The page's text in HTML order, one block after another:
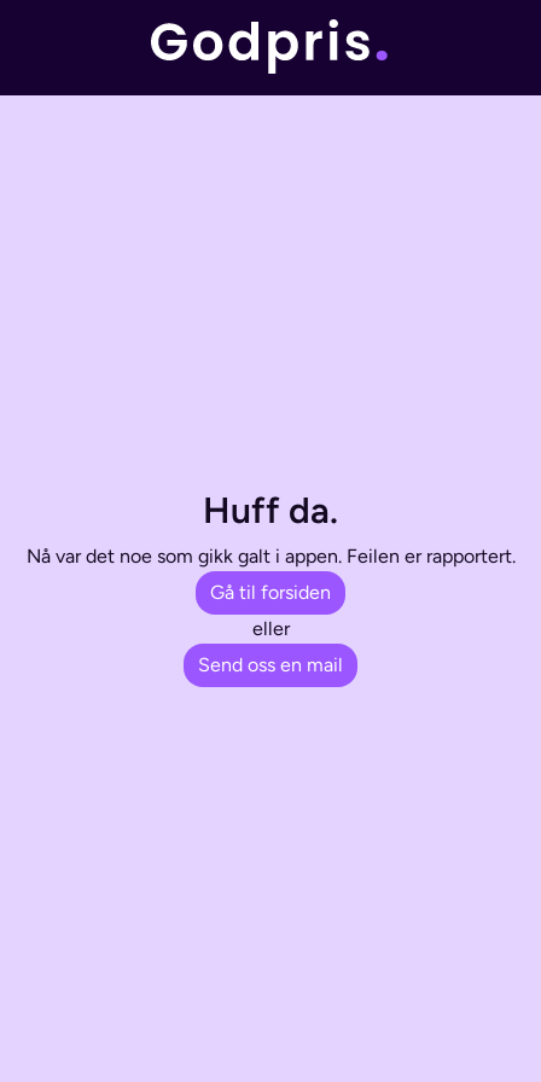
Huff da.
Nå var det noe som gikk galt i appen. Feilen er rapportert.
Gå til forsiden
eller
Send oss en mail